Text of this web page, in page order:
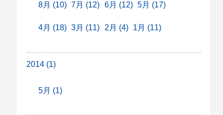
8月 (10) 7月 (12) 6月 (12) 5月 (17)
4月 (18) 3月 (11) 2月 (4) 1月 (11)
2014 (1)
5月 (1)